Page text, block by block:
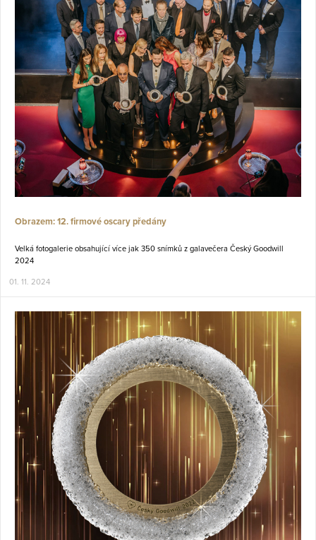
Obrazem: 12. firmové oscary předány
Velká fotogalerie obsahující více jak 350 snímků z galavečera Český Goodwill
2024
01. 11. 2024